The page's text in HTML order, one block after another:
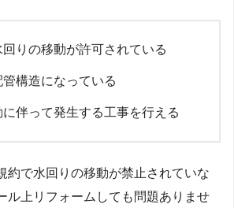
りの移動が許可されている
構造になっている
伴って発生する工事を行える
約で水回りの移動が禁止されていな
ル上リフォームしても問題ありませ